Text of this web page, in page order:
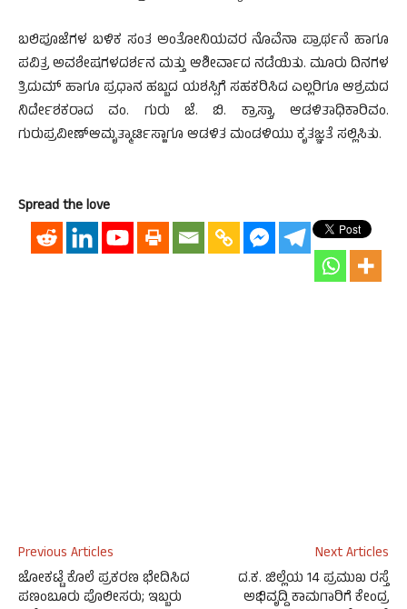
ಬಲಿಪೂಜೆಗಳ ಬಳಿಕ ಸಂತ ಅಂತೋನಿಯವರ ನೊವೆನಾ ಪ್ರಾರ್ಥನೆ ಹಾಗೂ
ಪವಿತ್ರ ಅವಶೇಷಗಳದರ್ಶನ ಮತ್ತು ಆಶೀರ್ವಾದ ನಡೆಯಿತು. ಮೂರು ದಿನಗಳ
ತ್ರಿದುಮ್ ಹಾಗೂ ಪ್ರಧಾನ ಹಬ್ಬದ ಯಶಸ್ಸಿಗೆ ಸಹಕರಿಸಿದ ಎಲ್ಲರಿಗೂ ಆಶ್ರಮದ
ನಿರ್ದೇಶಕರಾದ ವಂ. ಗುರು ಜೆ. ಬಿ. ಕ್ರಾಸ್ತಾ, ಆಡಳಿತಾಧಿಕಾರಿವಂ.
ಗುರುಪ್ರವೀಣ್ಆಮೃತ್ಮಾರ್ಟಿಸ್ಹಾಗೂ ಆಡಳಿತ ಮಂಡಳಿಯು ಕೃತಜ್ಞತೆ ಸಲ್ಲಿಸಿತು.
Spread the love
Previous Articles
ಜೋಕಟ್ಟೆ ಕೊಲೆ ಪ್ರಕರಣ ಭೇದಿಸಿದ
ಪಣಂಬೂರು ಪೊಲೀಸರು; ಇಬ್ಬರು
Next Articles
ದ.ಕ. ಜಿಲ್ಲೆಯ 14 ಪ್ರಮುಖ ರಸ್ತೆ
ಅಭಿವೃದ್ದಿ ಕಾಮಗಾರಿಗೆ ಕೇಂದ್ರ